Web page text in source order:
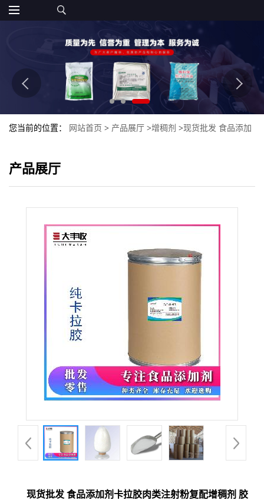
您当前的位置： 网站首页 > 产品展厅 >增稠剂 >现货批发 食品添加
产品展厅
现货批发 食品添加剂卡拉胶肉类注射粉复配增稠剂 胶